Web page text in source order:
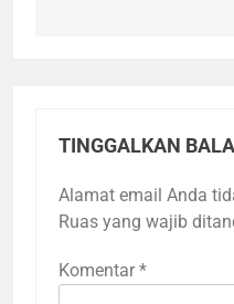
TINGGALKAN
Alamat email Anda
Ruas yang wajib
Komentar *